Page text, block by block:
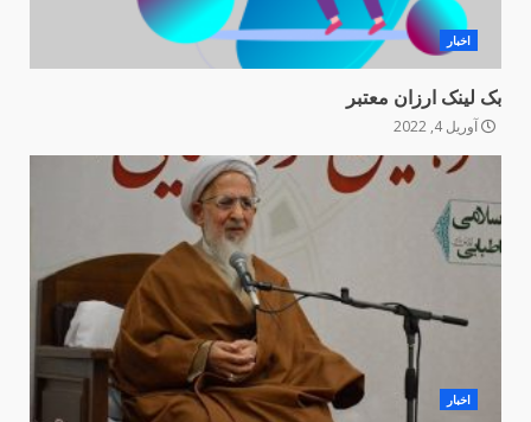
اخبار
بک لینک ارزان معتبر
آوریل 4, 2022
اخبار